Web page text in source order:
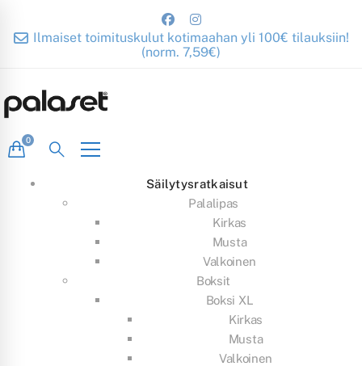
Ilmaiset toimituskulut kotimaahan yli 100€ tilauksiin!
(norm. 7,59€)
Säilytysratkaisut
Palalipas
Kirkas
Musta
Valkoinen
Boksit
Boksi XL
Kirkas
Musta
Valkoinen